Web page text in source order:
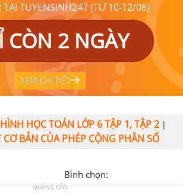
TẠI TUYENSINH247 (TỪ 10-12/08)
CÒN 2 NGÀY
XEM CHI TIẾT
HỌC TOÁN LỚP 6 TẬP 1, TẬP 2 |
BẢN CỦA PHÉP CỘNG PHÂN SỐ
Bình chọn:
QUẢNG CÁO